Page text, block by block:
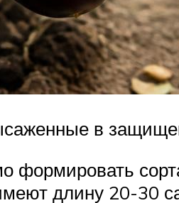
в
формировать
длину 20-30